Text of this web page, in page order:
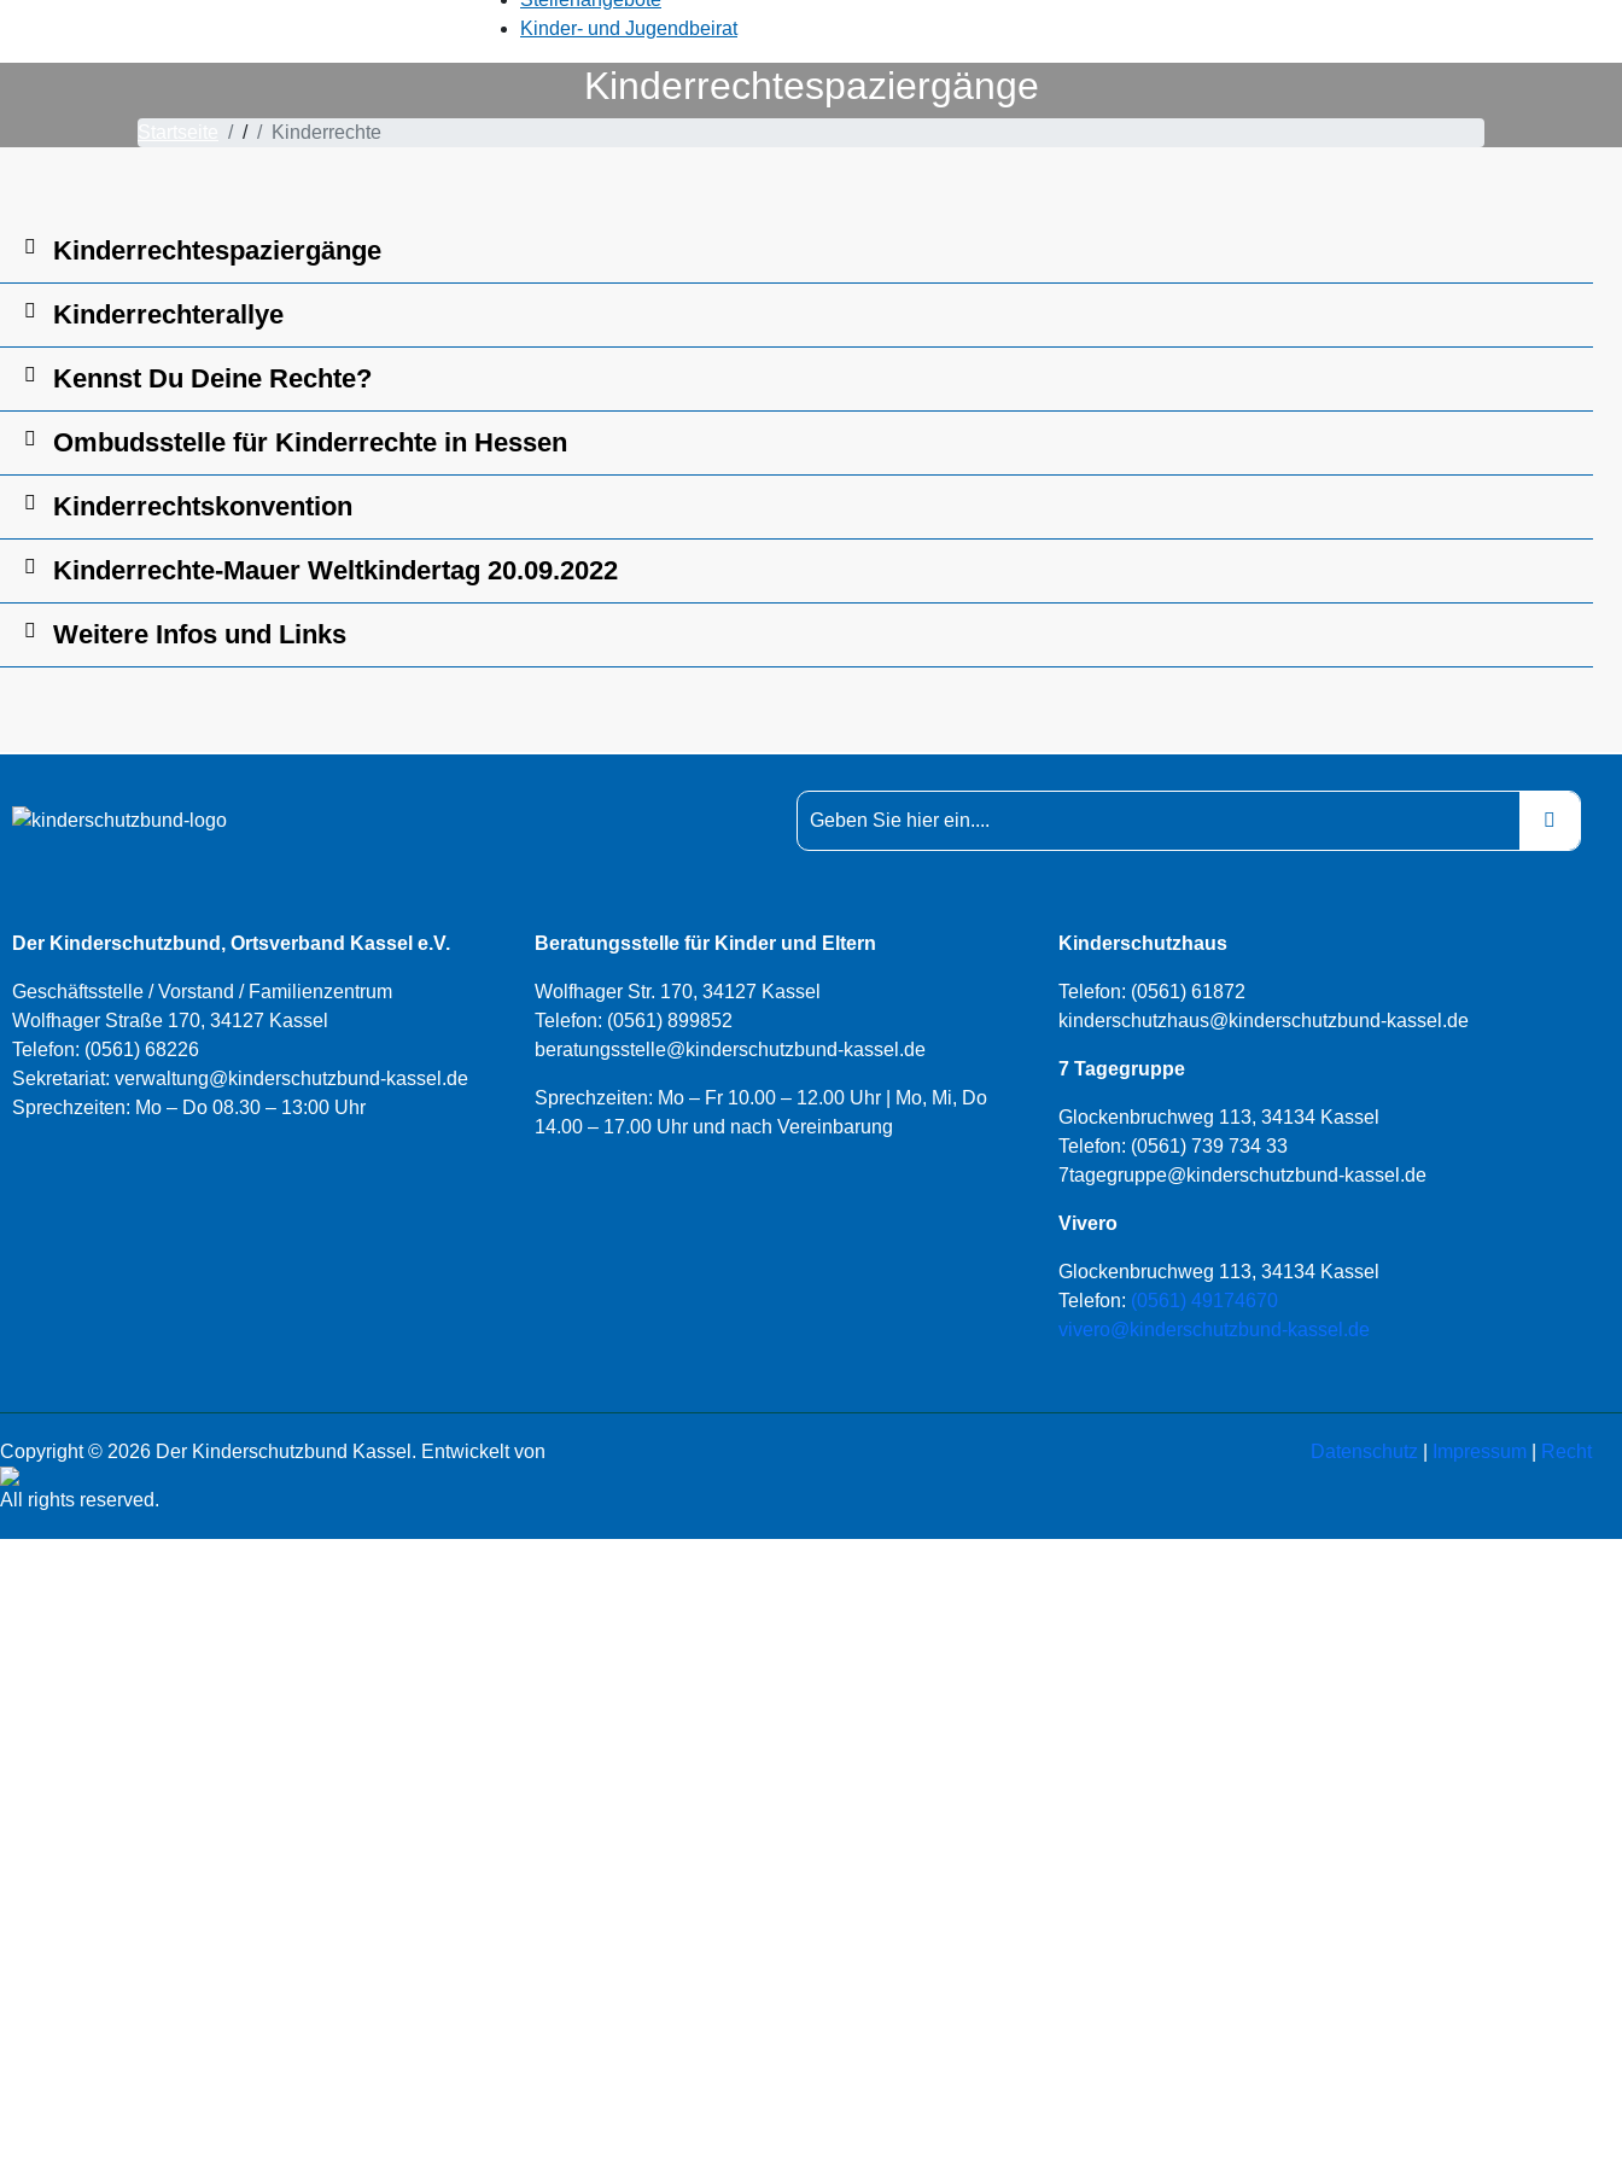
Kinder- und Jugendbeirat
Kinderrechtespaziergänge
/ Kinderrechte
Kinderrechtespaziergänge
Kinderrechterallye
Kennst Du Deine Rechte?
Ombudsstelle für Kinderrechte in Hessen
Kinderrechtskonvention
Kinderrechte-Mauer Weltkindertag 20.09.2022
Weitere Infos und Links
Der Kinderschutzbund, Ortsverband Kassel e.V.
Geschäftsstelle / Vorstand / Familienzentrum
Wolfhager Straße 170, 34127 Kassel
Telefon: (0561) 68226
Sekretariat: verwaltung@kinderschutzbund-kassel.de
Sprechzeiten: Mo – Do 08.30 – 13:00 Uhr
Beratungsstelle für Kinder und Eltern
Wolfhager Str. 170, 34127 Kassel
Telefon: (0561) 899852
beratungsstelle@kinderschutzbund-kassel.de
Sprechzeiten: Mo – Fr 10.00 – 12.00 Uhr | Mo, Mi, Do
14.00 – 17.00 Uhr und nach Vereinbarung
Kinderschutzhaus
Telefon: (0561) 61872
kinderschutzhaus@kinderschutzbund-kassel.de
7 Tagegruppe
Glockenbruchweg 113, 34134 Kassel
Telefon: (0561) 739 734 33
7tagegruppe@kinderschutzbund-kassel.de
Vivero
Glockenbruchweg 113, 34134 Kassel
Telefon: (0561) 49174670
vivero@kinderschutzbund-kassel.de
Copyright © 2026 Der Kinderschutzbund Kassel . Entwickelt von
All rights reserved.
Datenschutz Impressum Recht